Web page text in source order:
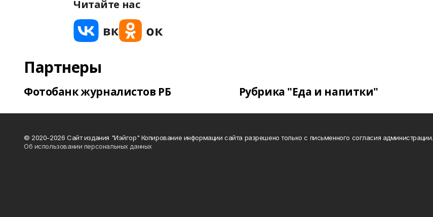
Читайте нас
Партнеры
Фотобанк журналистов РБ Рубрика "Еда и напитки"
© 2020-2026 Сайт издания "Иэйгор" Копирование информации сайта разрешено только с письменного согласия администрации.
Об использовании персональных данных